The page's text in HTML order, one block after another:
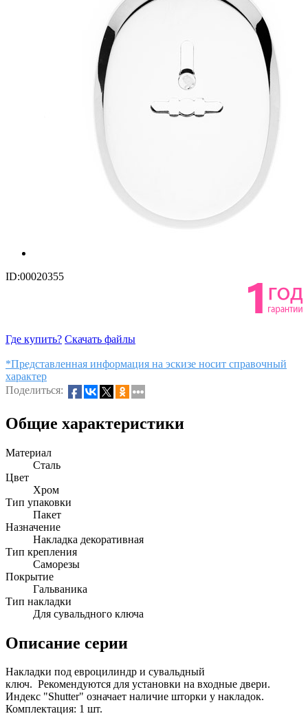
ID:00020355
Где купить? Скачать файлы
*Представленная информация на эскизе носит справочный
характер
Поделиться:
Общие характеристики
Материал
Сталь
Цвет
Хром
Тип упаковки
Пакет
Назначение
Накладка декоративная
Тип крепления
Саморезы
Покрытие
Гальваника
Тип накладки
Для сувальдного ключа
Описание серии
Накладки под евроцилиндр и сувальдный
ключ. Рекомендуются для установки на входные двери.
Индекс "Shutter" означает наличие шторки у накладок.
Комплектация: 1 шт.